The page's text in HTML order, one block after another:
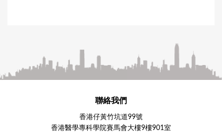
聯絡我們
香港仔黃竹坑道99號
香港醫學專科學院賽馬會大樓9樓901室